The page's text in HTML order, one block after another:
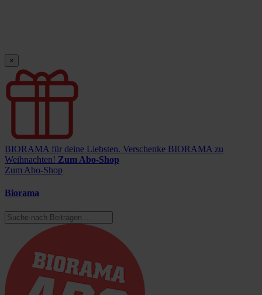
×
BIORAMA für deine Liebsten. Verschenke BIORAMA zu
Weihnachten! Zum Abo-Shop
Zum Abo-Shop
Biorama